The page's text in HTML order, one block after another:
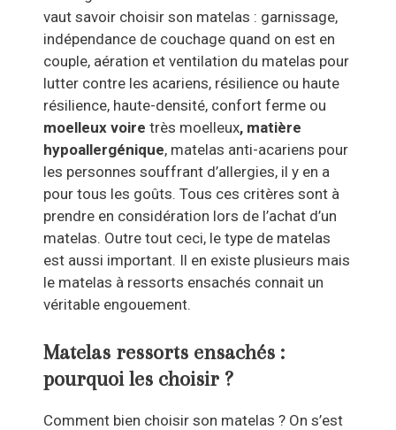
vaut savoir choisir son matelas : garnissage,
indépendance de couchage quand on est en
couple, aération et ventilation du matelas pour
lutter contre les acariens, résilience ou haute
résilience, haute-densité, confort ferme ou
moelleux voiretrès moelleux, matière
hypoallergénique, matelas anti-acariens pour
les personnes souffrant d’allergies, il y en a
pour tous les goûts. Tous ces critères sont à
prendre en considération lors de l’achat d’un
matelas. Outre tout ceci, le type de matelas
est aussi important. Il en existe plusieurs mais
le matelas à ressorts ensachés connait un
véritable engouement.
Matelas ressorts ensachés :
pourquoi les choisir ?
Comment bien choisir son matelas ? On s’est